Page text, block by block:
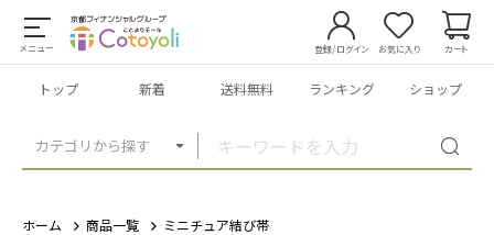
メニュー
カテゴリから探す
登録/ログイン お気に入り カート
トップ 新着 送料無料 ランキング ショップ
ホーム 商品一覧 ミニチュア結び帯